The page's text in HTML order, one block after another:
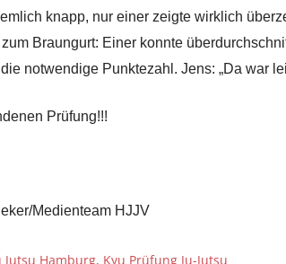
knapp, nur einer zeigte wirklich
Braungurt: Einer konnte
notwendige Punktezahl. Jens: „Da war
Prüfung!!!
Medienteam HJJV
Jutsu Hamburg, Kyu Prüfung Ju-Jutsu